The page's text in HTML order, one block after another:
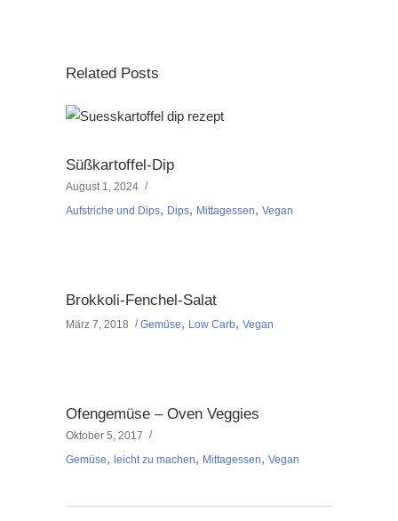
Related Posts
Süßkartoffel-Dip
August 1, 2024
Aufstriche und Dips, Dips, Mittagessen, Vegan
Brokkoli-Fenchel-Salat
März 7, 2018 Gemüse, Low Carb, Vegan
Ofengemüse – Oven Veggies
Oktober 5, 2017
Gemüse, leicht zu machen, Mittagessen, Vegan